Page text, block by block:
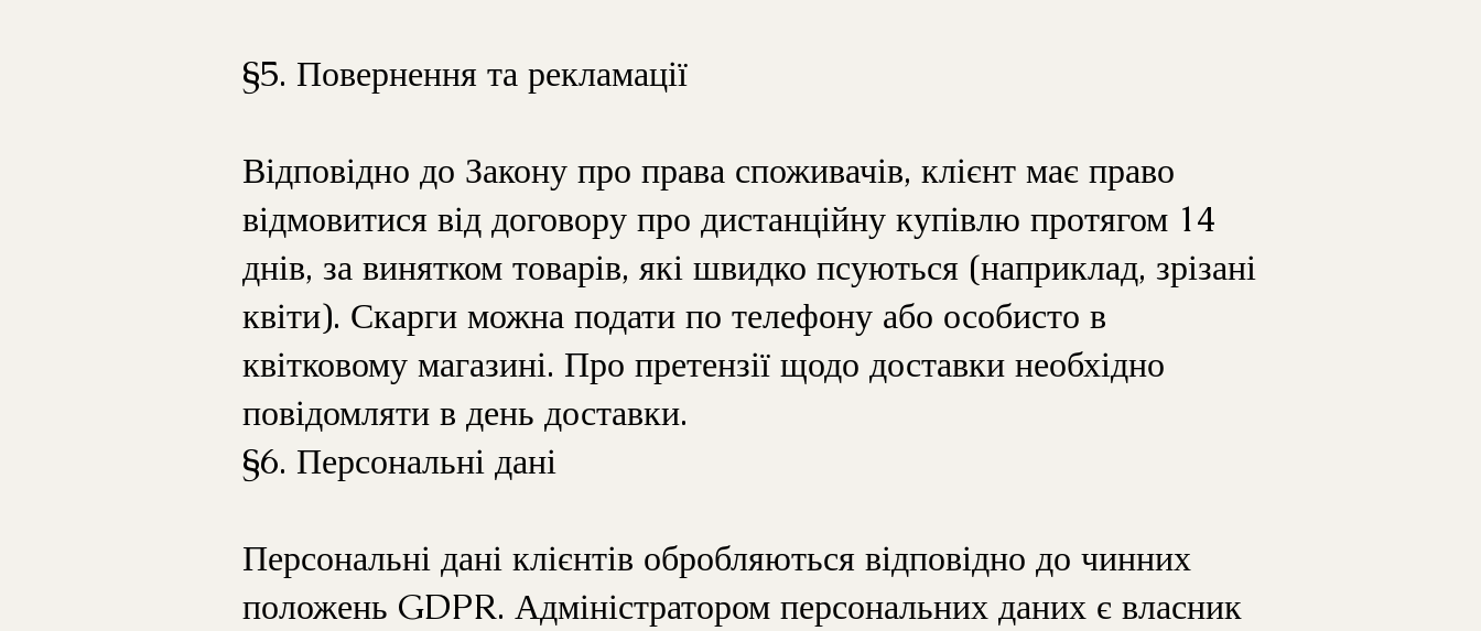
§5. Повернення та рекламації
Відповідно до Закону про права споживачів, клієнт має право
відмовитися від договору про дистанційну купівлю протягом 14
днів, за винятком товарів, які швидко псуються (наприклад, зрізані
квіти). Скарги можна подати по телефону або особисто в
квітковому магазині. Про претензії щодо доставки необхідно
повідомляти в день доставки.
§6. Персональні дані
Персональні дані клієнтів обробляються відповідно до чинних
положень GDPR. Адміністратором персональних даних є власник